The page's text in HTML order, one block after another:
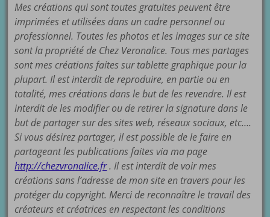
Mes créations qui sont toutes gratuites peuvent être
imprimées et utilisées dans un cadre personnel ou
professionnel. Toutes les photos et les images sur ce site
sont la propriété de Chez Veronalice. Tous mes partages
sont mes créations faites sur tablette graphique pour la
plupart. Il est interdit de reproduire, en partie ou en
totalité, mes créations dans le but de les revendre. Il est
interdit de les modifier ou de retirer la signature dans le
but de partager sur des sites web, réseaux sociaux, etc….
Si vous désirez partager, il est possible de le faire en
partageant les publications faites via ma page
http://chezvronalice.fr. Il est interdit de voir mes
créations sans l’adresse de mon site en travers pour les
protéger du copyright. Merci de reconnaître le travail des
créateurs et créatrices en respectant les conditions